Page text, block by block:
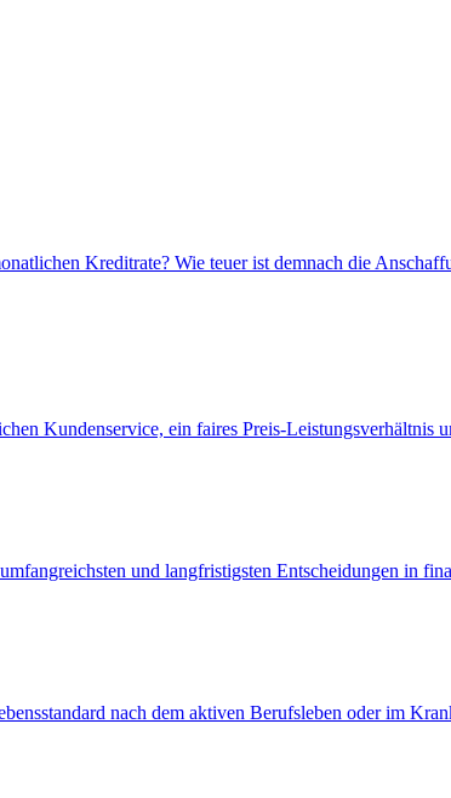
Kreditrate? Wie teuer ist demnach die
Kundenservice, ein faires Preis-Leistungsverhältnis
und langfristigsten Entscheidungen in
nach dem aktiven Berufsleben oder im